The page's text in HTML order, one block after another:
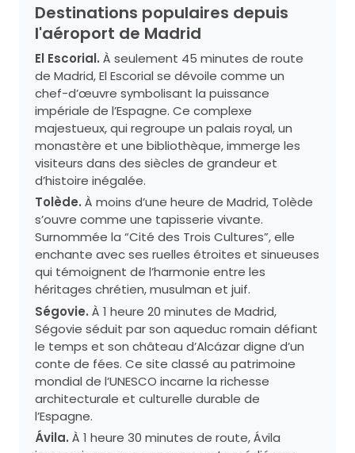
Destinations populaires depuis
l'aéroport de Madrid
El Escorial. À seulement 45 minutes de route
de Madrid, El Escorial se dévoile comme un
chef-d’œuvre symbolisant la puissance
impériale de l’Espagne. Ce complexe
majestueux, qui regroupe un palais royal, un
monastère et une bibliothèque, immerge les
visiteurs dans des siècles de grandeur et
d’histoire inégalée.
Tolède. À moins d’une heure de Madrid, Tolède
s’ouvre comme une tapisserie vivante.
Surnommée la “Cité des Trois Cultures”, elle
enchante avec ses ruelles étroites et sinueuses
qui témoignent de l’harmonie entre les
héritages chrétien, musulman et juif.
Ségovie. À 1 heure 20 minutes de Madrid,
Ségovie séduit par son aqueduc romain défiant
le temps et son château d’Alcázar digne d’un
conte de fées. Ce site classé au patrimoine
mondial de l’UNESCO incarne la richesse
architecturale et culturelle durable de
l’Espagne.
Ávila. À 1 heure 30 minutes de route, Ávila